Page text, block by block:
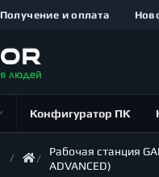
Получение и оплата
Конфигуратор ПК
Рабочая станция
ADVANCED)